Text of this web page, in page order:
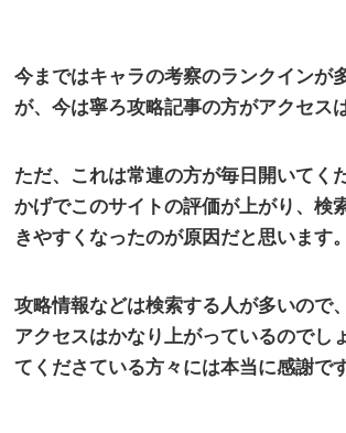
今まではキャラの考察のランクインが
が、今は寧ろ攻略記事の方がアクセス
ただ、これは常連の方が毎日開いてく
かげでこのサイトの評価が上がり、検
きやすくなったのが原因だと思います。
攻略情報などは検索する人が多いので
アクセスはかなり上がっているのでし
てくださている方々には本当に感謝です